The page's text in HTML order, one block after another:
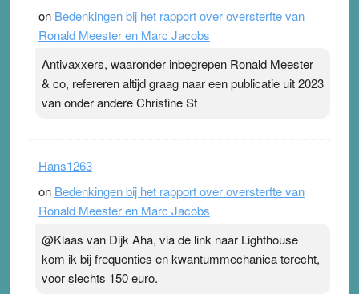
on Bedenkingen bij het rapport over oversterfte van
Ronald Meester en Marc Jacobs
Antivaxxers, waaronder inbegrepen Ronald Meester
& co, refereren altijd graag naar een publicatie uit 2023
van onder andere Christine St
Hans1263
on Bedenkingen bij het rapport over oversterfte van
Ronald Meester en Marc Jacobs
@Klaas van Dijk Aha, via de link naar Lighthouse
kom ik bij frequenties en kwantummechanica terecht,
voor slechts 150 euro.